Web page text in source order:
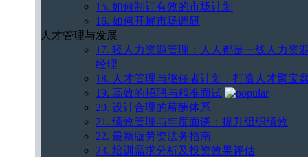
15. 如何制订有效的市场计划
16. 如何开展市场调研
人才管理与发展
17. 轻人力资源管理：人人都是一线人力资
经理
18. 人才管理与继任者计划：打造人才聚宝
19. 高效的招聘与精准面试
20. 设计合理的薪酬体系
21. 绩效管理与年度面谈：提升组织绩效
22. 最新版劳资法务指南
23. 培训需求分析及投资效果评估